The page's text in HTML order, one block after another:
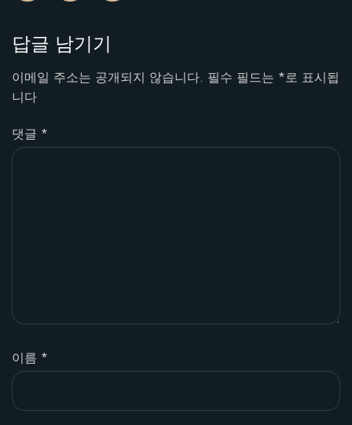
답글 남기기
이메일 주소는 공개되지 않습니다. 필수 필드는 *로 표시됩
니다
댓글 *
이름 *